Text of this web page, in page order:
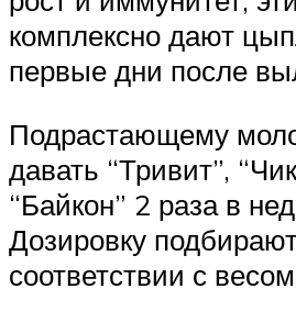
комплексно дают
первые дни после
Подрастающему
давать “Тривит”,
“Байкон” 2 раза в
Дозировку
соответствии с